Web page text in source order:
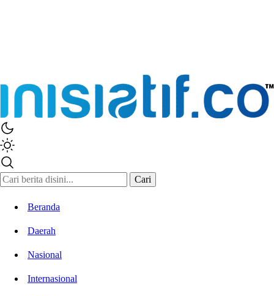
Inisiatif.co
Stay Connected Stay Informed
Cari
Beranda
Daerah
Nasional
Internasional